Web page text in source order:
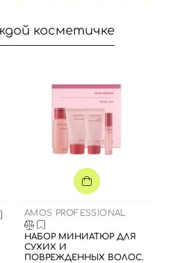
косметичке
AMOS PROFESSIONAL
НАБОР МИНИАТЮР ДЛЯ
СУХИХ И
ПОВРЕЖДЕННЫХ ВОЛОС.